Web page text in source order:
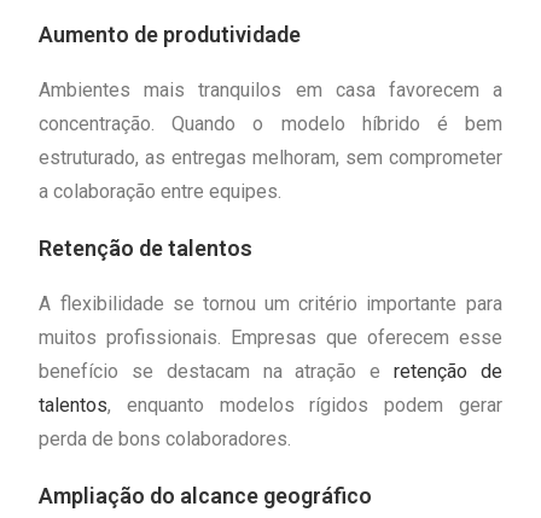
Aumento de produtividade
Ambientes mais tranquilos em casa favorecem a
concentração. Quando o modelo híbrido é bem
estruturado, as entregas melhoram, sem comprometer
a colaboração entre equipes.
Retenção de talentos
A flexibilidade se tornou um critério importante para
muitos profissionais. Empresas que oferecem esse
benefício se destacam na atração e retenção de
talentos, enquanto modelos rígidos podem gerar
perda de bons colaboradores.
Ampliação do alcance geográfico